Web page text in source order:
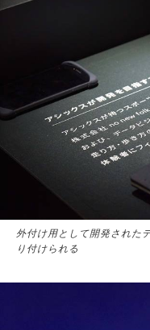
外付け用として開発された
り付けられる